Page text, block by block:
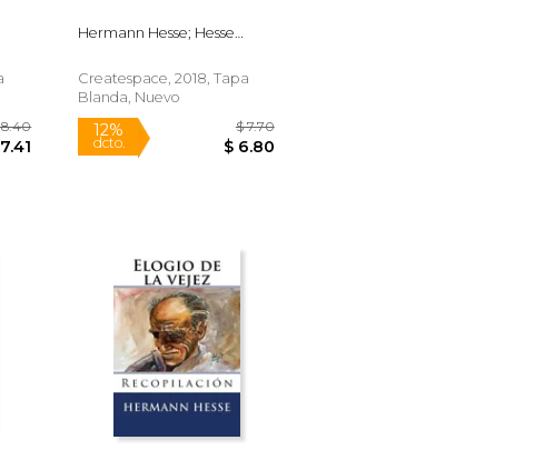
$ 7.41
Hermann Hesse; Hesse
Createspace, 2018, Tapa
Blanda, Nuevo
12%
dcto.